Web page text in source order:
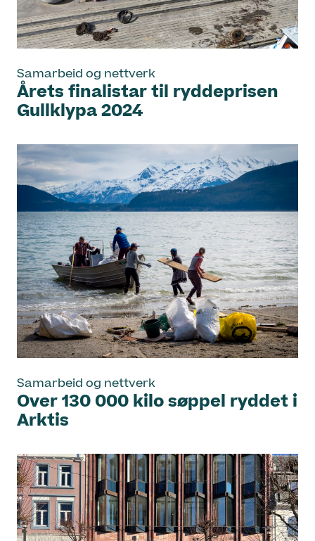
Samarbeid og nettverk
Årets finalistar til ryddeprisen
Gullklypa 2024
Samarbeid og nettverk
Over 130 000 kilo søppel ryddet i
Arktis